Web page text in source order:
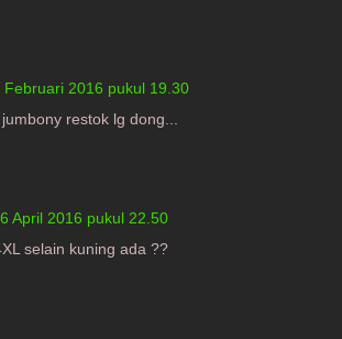
Februari 2016 pukul 19.30
restok lg dong...
April 2016 pukul 22.50
selain kuning ada ??